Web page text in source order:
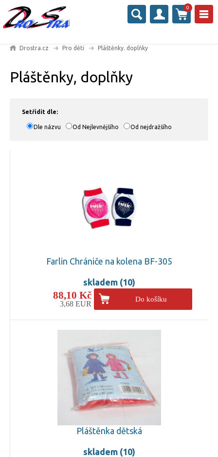
0
Drostra.cz Pro děti Pláštěnky. doplňky
Pláštěnky, doplňky
Setřídit dle:
Dle názvu Od Nejlevnějšího Od nejdražšího
Farlin Chrániče na kolena BF-305
skladem (10)
88,10 Kč
3,68 EUR
Do košíku
Pláštěnka dětská
skladem (10)